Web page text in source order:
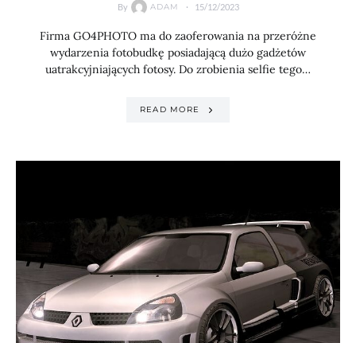
By ADAM 15/12/2023
Firma GO4PHOTO ma do zaoferowania na przeróżne
wydarzenia fotobudkę posiadającą dużo gadżetów
uatrakcyjniających fotosy. Do zrobienia selfie tego…
READ MORE